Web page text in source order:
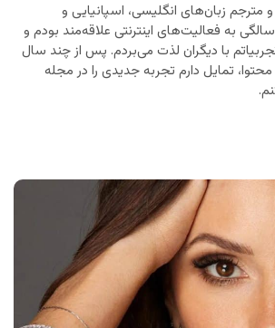
زبان‌های انگلیسی، اسپانیایی و
فرانسوی هستم. از ۲۰ سالگی به فعالیت‌های اینترنتی علاقه‌مند بودم و
با دیگران لذت می‌بردم. پس از چند سال
تمایل دارم تجربه جدیدی را در مجله